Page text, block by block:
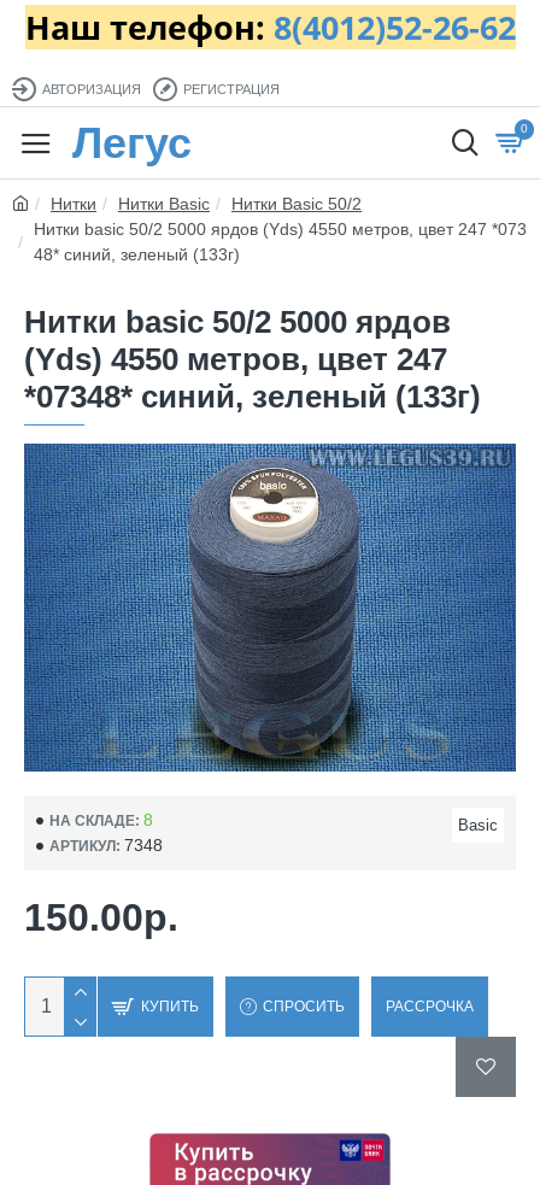
Наш телефон: 8(4012)52-26-62
АВТОРИЗАЦИЯ РЕГИСТРАЦИЯ
Легус 0
Нитки Нитки Basic
Нитки Basic 50/2
Нитки basic 50/2 5000 ярдов (Yds) 4550 метров, цвет 247 *073
48* синий, зеленый (133г)
Нитки basic 50/2 5000 ярдов
(Yds) 4550 метров, цвет 247
*07348* синий, зеленый (133г)
НА СКЛАДЕ: 8
АРТИКУЛ: 7348
Basic
150.00р.
КУПИТЬ СПРОСИТЬ РАССРОЧКА